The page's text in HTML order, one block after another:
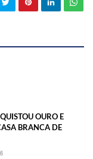
OURO E
BRANCA DE